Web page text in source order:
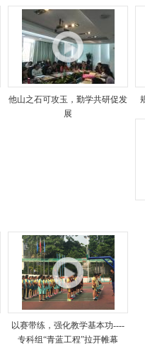
他山之石可攻玉，勤学共研促发
展
以赛带练，强化教学基本功----
专科组“青蓝工程”拉开帷幕